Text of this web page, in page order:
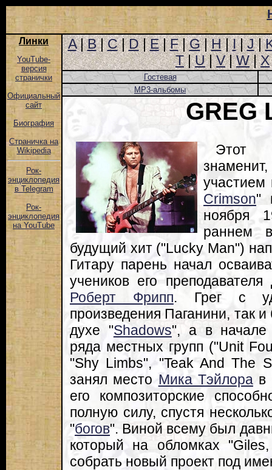
Линки
YouTube-
версия
странички
Официальный
сайт
Биография
Страничка на
Wikipedia
Рок-
энциклопедия
в Telegram
Рок-
энциклопедия
на YouTube
A|B|C|D|E|F|G|H|I|J|
T|U|V|W|X
Гостевая
MP3-альбомы
GREG
Этот
участием
Crimson"
ноября
раннем
будущий хит ("Lucky Man")
Гитару парень начал
учеников его
Роберт Фрипп. Грег с
произведения Паганини, так
духе "Shadows", а в начале
ряда местных групп ("Unit
"Shy Limbs", "Teak And The
занял место Мика Тэйлорав
его композиторские
полную силу, спустя
"богов". Виной всему был
который на обломках
собрать новый проект под